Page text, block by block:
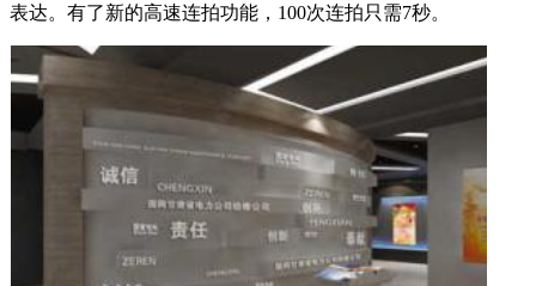
表达。有了新的高速连拍功能，100次连拍只需7秒。